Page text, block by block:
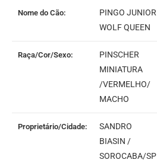
Nome do Cão:
PINGO JUNIOR
WOLF QUEEN
Raça/Cor/Sexo:
PINSCHER
MINIATURA
/VERMELHO/
MACHO
Proprietário/Cidade:
SANDRO
BIASIN /
SOROCABA/SP